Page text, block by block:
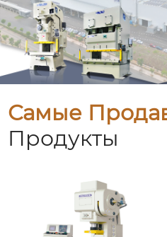
Самые
Продукты